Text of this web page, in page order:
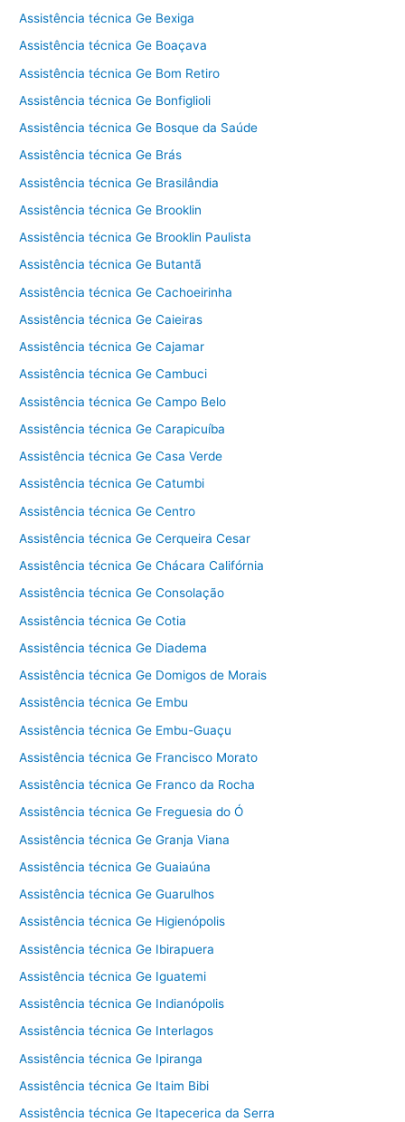
Assistência técnica Ge Bexiga
Assistência técnica Ge Boaçava
Assistência técnica Ge Bom Retiro
Assistência técnica Ge Bonfiglioli
Assistência técnica Ge Bosque da Saúde
Assistência técnica Ge Brás
Assistência técnica Ge Brasilândia
Assistência técnica Ge Brooklin
Assistência técnica Ge Brooklin Paulista
Assistência técnica Ge Butantã
Assistência técnica Ge Cachoeirinha
Assistência técnica Ge Caieiras
Assistência técnica Ge Cajamar
Assistência técnica Ge Cambuci
Assistência técnica Ge Campo Belo
Assistência técnica Ge Carapicuíba
Assistência técnica Ge Casa Verde
Assistência técnica Ge Catumbi
Assistência técnica Ge Centro
Assistência técnica Ge Cerqueira Cesar
Assistência técnica Ge Chácara Califórnia
Assistência técnica Ge Consolação
Assistência técnica Ge Cotia
Assistência técnica Ge Diadema
Assistência técnica Ge Domigos de Morais
Assistência técnica Ge Embu
Assistência técnica Ge Embu-Guaçu
Assistência técnica Ge Francisco Morato
Assistência técnica Ge Franco da Rocha
Assistência técnica Ge Freguesia do Ó
Assistência técnica Ge Granja Viana
Assistência técnica Ge Guaiaúna
Assistência técnica Ge Guarulhos
Assistência técnica Ge Higienópolis
Assistência técnica Ge Ibirapuera
Assistência técnica Ge Iguatemi
Assistência técnica Ge Indianópolis
Assistência técnica Ge Interlagos
Assistência técnica Ge Ipiranga
Assistência técnica Ge Itaim Bibi
Assistência técnica Ge Itapecerica da Serra